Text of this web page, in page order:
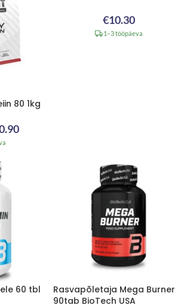
80 1kg
€10.30
1–3 tööpäeva
60 tbl
Rasvapõletaja Mega Burner
90tab BioTech USA